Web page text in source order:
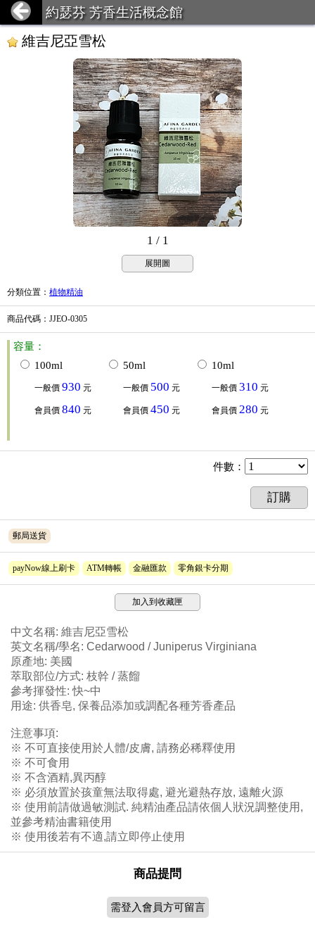
約瑟芬 芳香生活概念館
維吉尼亞雪松
1 / 1
展開圖
分類位置 ： 植物精油
商品代碼 ：JJEO-0305
容量：
100ml
一般價 930 元
會員價 840 元
50ml
一般價 500 元
會員價 450 元
10ml
一般價 310 元
會員價 280 元
件數 ：
訂購
郵局送貨
payNow線上刷卡 ATM轉帳 金融匯款 零角銀卡分期
加入到收藏匣
中文名稱: 維吉尼亞雪松
英文名稱/學名: Cedarwood / Juniperus Virginiana
原產地: 美國
萃取部位/方式: 枝幹 / 蒸餾
參考揮發性: 快~中
用途: 供香皂, 保養品添加或調配各種芳香產品
注意事項:
※ 不可直接使用於人體/皮膚, 請務必稀釋使用
※ 不可食用
※ 不含酒精,異丙醇
※ 必須放置於孩童無法取得處, 避光避熱存放, 遠離火源
※ 使用前請做過敏測試. 純精油產品請依個人狀況調整使用,
並參考精油書籍使用
※ 使用後若有不適,請立即停止使用
商品提問
需登入會員方可留言